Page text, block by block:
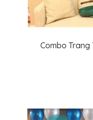
Combo Trang